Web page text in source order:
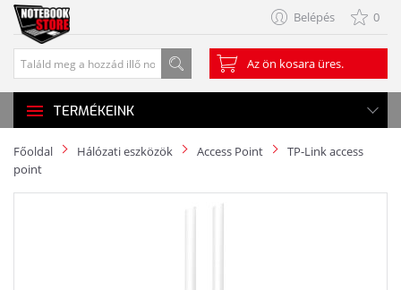
Belépés 0
Az ön kosara üres.
TERMÉKEINK
Főoldal Hálózati eszközök Access Point
TP-Link access
point